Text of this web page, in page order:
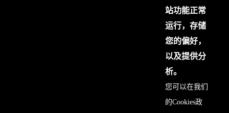
站功能正常
运行，存储
您的偏好，
以及提供分
析。
您可以在我们
的Cookies政